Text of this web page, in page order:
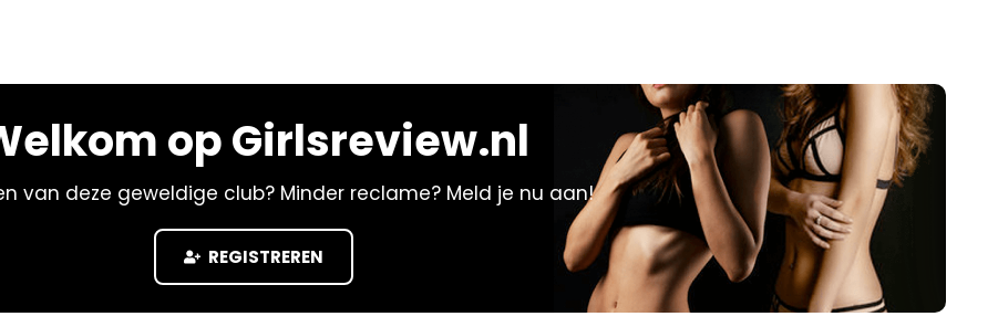
op Girlsreview.nl
van deze geweldige club? Minder reclame? Meld je nu aan!
REGISTREREN